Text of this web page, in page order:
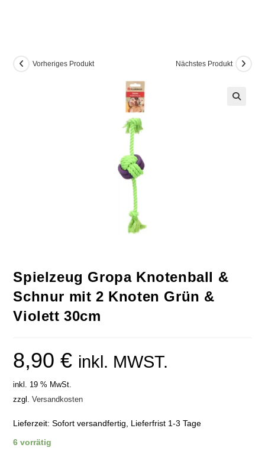
Vorheriges Produkt Nächstes Produkt
Spielzeug Gropa Knotenball &
Schnur mit 2 Knoten Grün &
Violett 30cm
8,90€ inkl. MWST.
inkl. 19 % MwSt.
zzgl.Versandkosten
Lieferzeit:Sofort versandfertig, Lieferfrist 1-3 Tage
6 vorrätig